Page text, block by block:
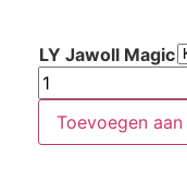
LY Jawoll Magic
Toevoegen